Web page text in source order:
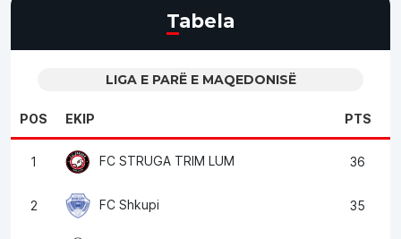
Tabela
LIGA E PARË E MAQEDONISË
POS EKIP PTS
1 FC STRUGA TRIM LUM 36
2 FC Shkupi 35